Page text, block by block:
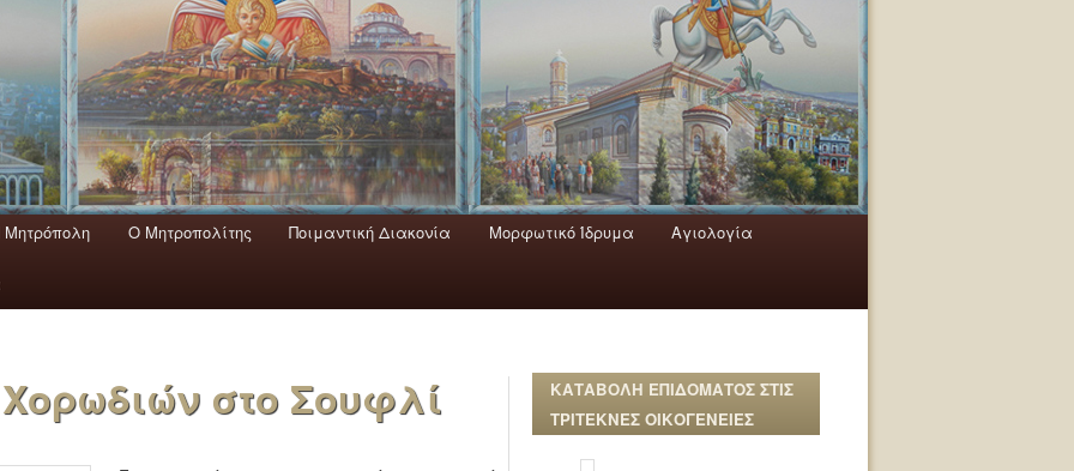
Mητρόπολη Ο Mητροπολίτης Ποιμαντική Διακονία Μορφωτικό Ίδρυμα Αγιολογία
στο Σουφλί
ΚΑΤΑΒΟΛΗ ΕΠΙΔΟΜΑΤΟΣ ΣΤΙΣ
ΤΡΙΤΕΚΝΕΣ ΟΙΚΟΓΕΝΕΙΕΣ